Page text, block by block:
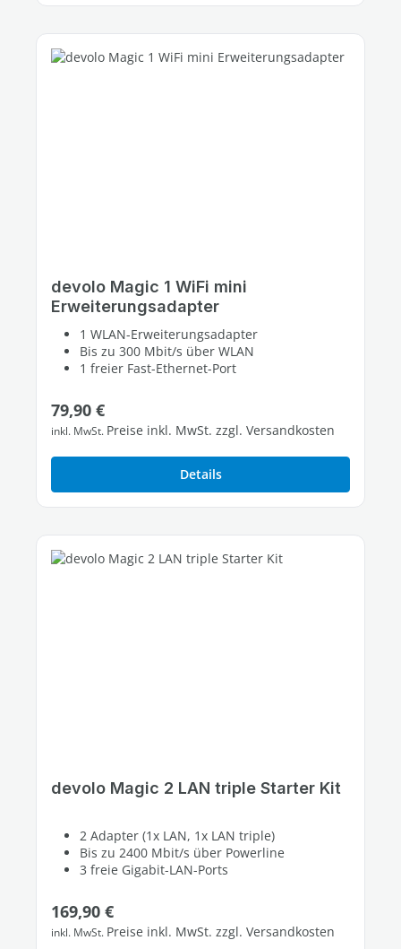
devolo Magic 1 WiFi mini
Erweiterungsadapter
1 WLAN-Erweiterungsadapter
Bis zu 300 Mbit/s über WLAN
1 freier Fast-Ethernet-Port
Regulärer Preis:
79,90 €
inkl. MwSt. Preise inkl. MwSt. zzgl. Versandkosten
Details
devolo Magic 2 LAN triple Starter Kit
2 Adapter (1x LAN, 1x LAN triple)
Bis zu 2400 Mbit/s über Powerline
3 freie Gigabit-LAN-Ports
Regulärer Preis:
169,90 €
inkl. MwSt. Preise inkl. MwSt. zzgl. Versandkosten